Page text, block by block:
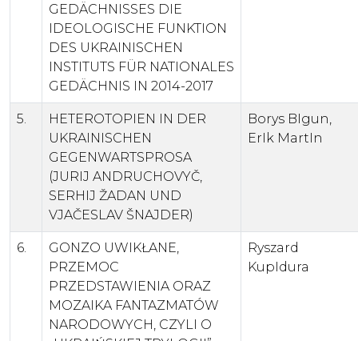
GEDÄCHNISSES DIE
IDEOLOGISCHE FUNKTION
DES UKRAINISCHEN
INSTITUTS FÜR NATIONALES
GEDÄCHNIS IN 2014-2017
5.
HETEROTOPIEN IN DER
UKRAINISCHEN
GEGENWARTSPROSA
(JURIJ ANDRUCHOVYČ,
SERHIJ ŽADAN UND
VJAČESLAV ŠNAJDER)
Borys BIgun,
ErIk MartIn
6.
GONZO UWIKŁANE,
PRZEMOC
PRZEDSTAWIENIA ORAZ
MOZAIKA FANTAZMATÓW
NARODOWYCH, CZYLI O
Ryszard
KupIdura